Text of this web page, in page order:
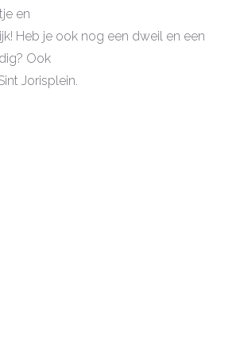
en
Heb je ook nog een dweil en een
Ook
Jorisplein.